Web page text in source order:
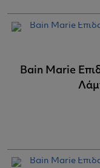
Bain Marie